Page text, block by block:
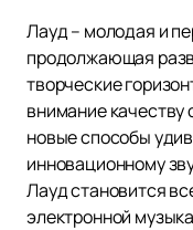
Лауд – молодая и
продолжающая
творческие
внимание качеству
новые способы
инновационному
Лауд становится
электронной